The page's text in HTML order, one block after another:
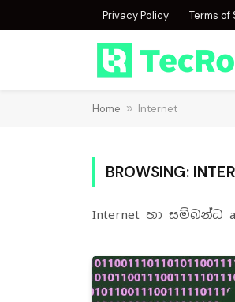
Privacy Policy Terms of
Home » Internet
BROWSING:
Internet හා සම්බන්ධ